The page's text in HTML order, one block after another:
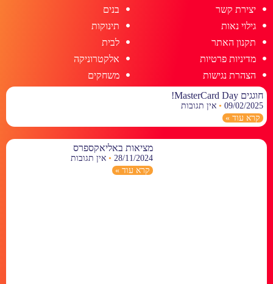
יצירת קשר
גילוי נאות
תקנון האתר
מדיניות פרטיות
הצהרת נגישות
בנים
תינוקות
לבית
אלקטרוניקה
משחקים
חוגגים MasterCard Day!
09/02/2025
אין תגובות
קרא עוד »
מציאות באליאקספרס
28/11/2024
אין תגובות
קרא עוד »